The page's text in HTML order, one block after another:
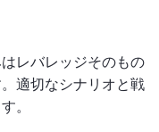
レバレッジそのもの
適切なシナリオと戦
。